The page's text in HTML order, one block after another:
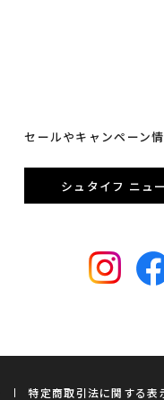
セールやキャンペーン
シュタイフ ニュ
特定商取引法に関する表